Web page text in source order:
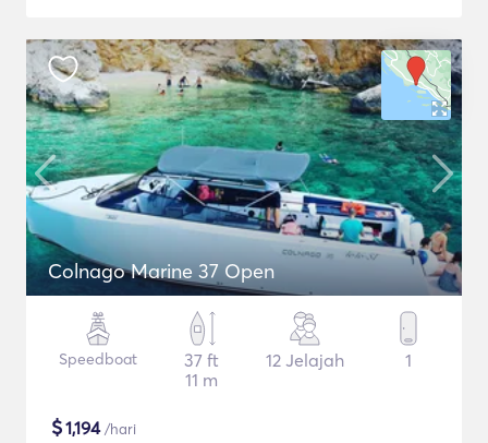
Colnago Marine 37 Open
Speedboat
37 ft
11 m
12 Jelajah 1
$1,194/hari